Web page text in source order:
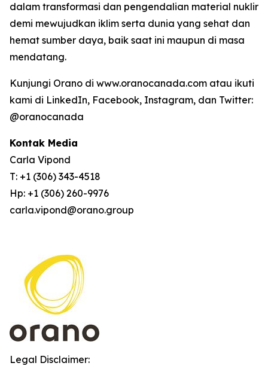
dalam transformasi dan pengendalian material nuklir
demi mewujudkan iklim serta dunia yang sehat dan
hemat sumber daya, baik saat ini maupun di masa
mendatang.
Kunjungi Orano di www.oranocanada.com atau ikuti
kami di LinkedIn, Facebook, Instagram, dan Twitter:
@oranocanada
Kontak Media
Carla Vipond
T: +1 (306) 343-4518
Hp: +1 (306) 260-9976
carla.vipond@orano.group
Legal Disclaimer: